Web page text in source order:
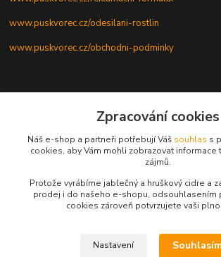
www.puskvorec.cz/odesilani-rostlin
www.puskvorec.cz/obchodni-podminky
Zuzana Marková
Po - Pá, 8 - 16 hod
z.janakova@seznam.cz
Zpracování cookies
Náš e-shop a partneři potřebují Váš souhlas s
cookies, aby Vám mohli zobrazovat informace
zájmů.
Protože vyrábíme jablečný a hruškový cidre a
prodej i do našeho e-shopu, odsouhlasením
cookies zároveň potvrzujete vaši
Nastavení